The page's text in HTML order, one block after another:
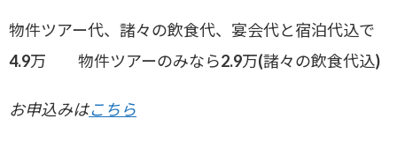
物件ツアー代、諸々の飲食代、宴会代と宿泊代込で
4.9万 物件ツアーのみなら2.9万(諸々の飲食代込)
お申込みはこちら